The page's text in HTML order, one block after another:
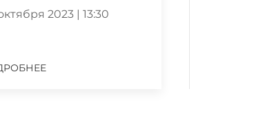
2023 | 13:30